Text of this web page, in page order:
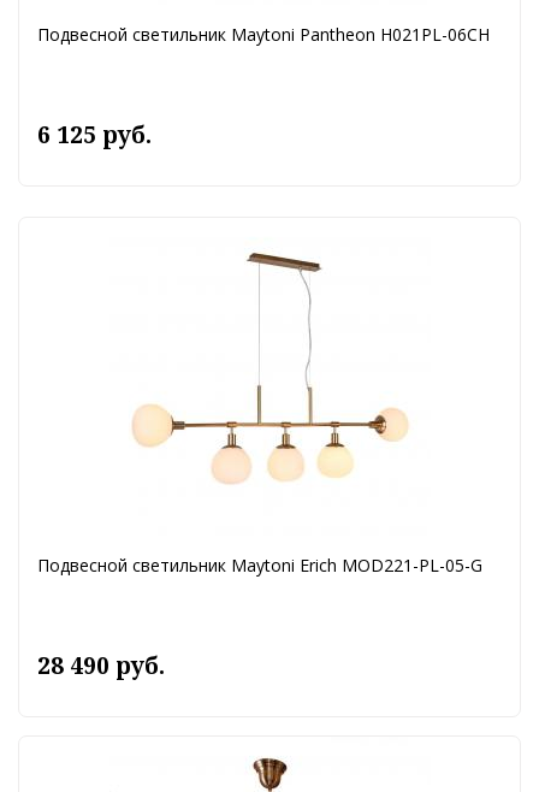
Подвесной светильник Maytoni Pantheon H021PL-06CH
6 125 руб.
Подвесной светильник Maytoni Erich MOD221-PL-05-G
28 490 руб.